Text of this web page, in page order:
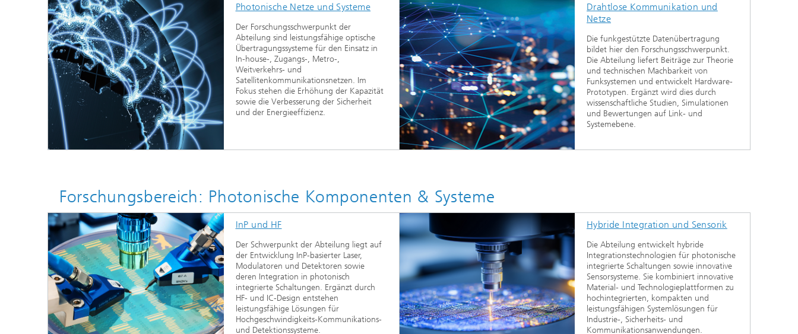
Photonische Netze und Systeme
Der Forschungsschwerpunkt der
Abteilung sind leistungsfähige optische
Übertragungssysteme für den Einsatz in
In-house-, Zugangs-, Metro-,
Weitverkehrs- und
Satellitenkommunikationsnetzen. Im
Fokus stehen die Erhöhung der Kapazität
sowie die Verbesserung der Sicherheit
und der Energieeffizienz.
Drahtlose Kommunikation und
Netze
Die funkgestützte Datenübertragung
bildet hier den Forschungsschwerpunkt.
Die Abteilung liefert Beiträge zur Theorie
und technischen Machbarkeit von
Funksystemen und entwickelt Hardware-
Prototypen. Ergänzt wird dies durch
wissenschaftliche Studien, Simulationen
und Bewertungen auf Link- und
Systemebene.
Forschungsbereich: Photonische Komponenten & Systeme
InP und HF
Der Schwerpunkt der Abteilung liegt auf
der Entwicklung InP-basierter Laser,
Modulatoren und Detektoren sowie
deren Integration in photonisch
integrierte Schaltungen. Ergänzt durch
HF- und IC-Design entstehen
leistungsfähige Lösungen für
Hochgeschwindigkeits-Kommunikations-
und Detektionssysteme.
Hybride Integration und Sensorik
Die Abteilung entwickelt hybride
Integrationstechnologien für photonische
integrierte Schaltungen sowie innovative
Sensorsysteme. Sie kombiniert innovative
Material- und Technologieplattformen zu
hochintegrierten, kompakten und
leistungsfähigen Systemlösungen für
Industrie-, Sicherheits- und
Kommunikationsanwendungen.